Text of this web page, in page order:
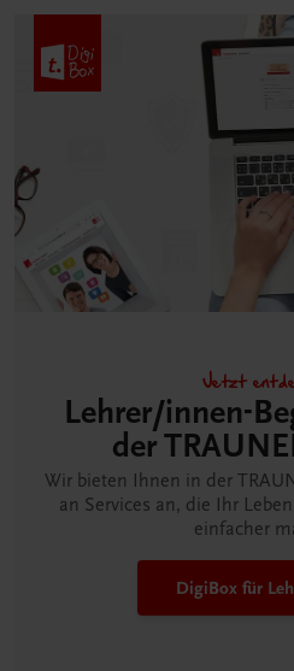
Jetzt
Lehrer/innen-
der
Wir bieten Ihnen in der
an Services an, die Ihr
einfacher
DigiBox für